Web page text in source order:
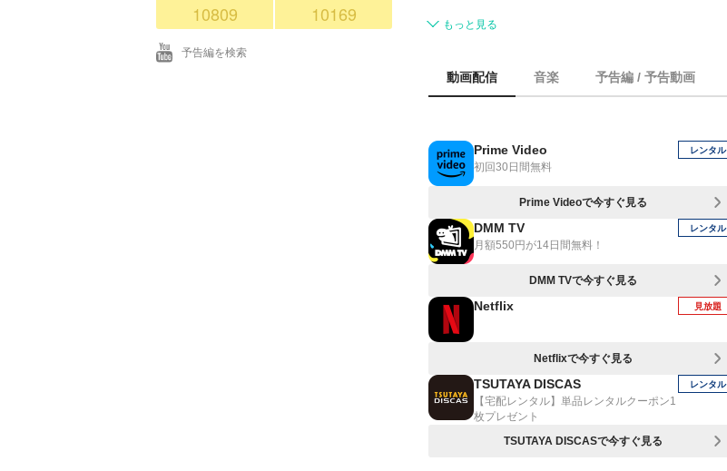
10809 10169
予告編を検索
もっと見る
動画配信 音楽 予告編 / 予告動画
Prime Video
初回30日間無料
レンタル
Prime Videoで今すぐ見る
DMM TV
月額550円が14日間無料！
レンタル
DMM TVで今すぐ見る
Netflix 見放題
Netflixで今すぐ見る
TSUTAYA DISCAS
【宅配レンタル】単品レンタルクーポン1
枚プレゼント
レンタル
TSUTAYA DISCASで今すぐ見る